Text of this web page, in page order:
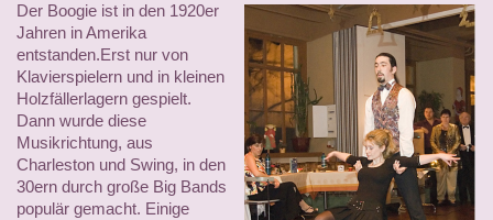
Der Boogie ist in den 1920er
Jahren in Amerika
entstanden.Erst nur von
Klavierspielern und in kleinen
Holzfällerlagern gespielt.
Dann wurde diese
Musikrichtung, aus
Charleston und Swing, in den
30ern durch große Big Bands
populär gemacht. Einige